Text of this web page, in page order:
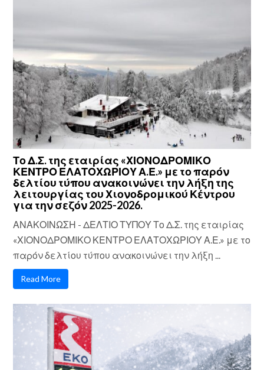
Το Δ.Σ. της εταιρίας «ΧΙΟΝΟΔΡΟΜΙΚΟ
ΚΕΝΤΡΟ ΕΛΑΤΟΧΩΡΙΟΥ Α.Ε.» με το παρόν
δελτίου τύπου ανακοινώνει την λήξη της
λειτουργίας του Χιονοδρομικού Κέντρου
για την σεζόν 2025-2026.
ΑΝΑΚΟΙΝΩΣΗ - ΔΕΛΤΙΟ ΤΥΠΟΥ Το Δ.Σ. της εταιρίας
«ΧΙΟΝΟΔΡΟΜΙΚΟ ΚΕΝΤΡΟ ΕΛΑΤΟΧΩΡΙΟΥ Α.Ε.» με το
παρόν δελτίου τύπου ανακοινώνει την λήξη ...
Read More